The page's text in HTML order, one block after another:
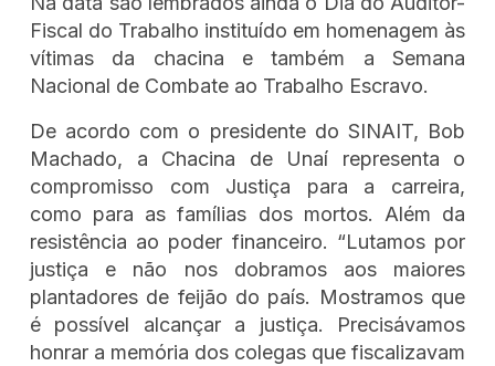
Fiscal do Trabalho instituído em homenagem às
vítimas da chacina e também a Semana
Nacional de Combate ao Trabalho Escravo.
De acordo com o presidente do SINAIT, Bob
Machado, a Chacina de Unaí representa o
compromisso com Justiça para a carreira,
como para as famílias dos mortos. Além da
resistência ao poder financeiro. “Lutamos por
justiça e não nos dobramos aos maiores
plantadores de feijão do país. Mostramos que
é possível alcançar a justiça. Precisávamos
honrar a memória dos colegas que fiscalizavam